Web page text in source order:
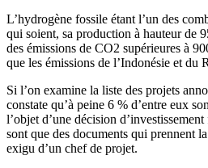
L’hydrogène fossile étant l’un des
qui soient, sa production à hauteur de
des émissions de CO2 supérieures à
que les émissions de l’Indonésie et du
Si l’on examine la liste des projets
constate qu’à peine 6 % d’entre eux
l’objet d’une décision
sont que des documents qui prennent
exigu d’un chef de projet.